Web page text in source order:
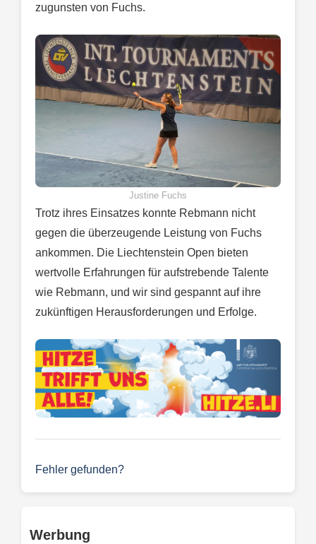
zugunsten von Fuchs.
Justine Fuchs
Trotz ihres Einsatzes konnte Rebmann nicht
gegen die überzeugende Leistung von Fuchs
ankommen. Die Liechtenstein Open bieten
wertvolle Erfahrungen für aufstrebende Talente
wie Rebmann, und wir sind gespannt auf ihre
zukünftigen Herausforderungen und Erfolge.
Fehler gefunden?
Werbung